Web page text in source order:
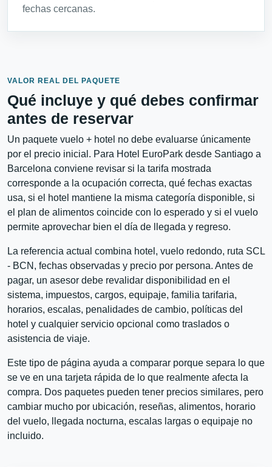
fechas cercanas.
VALOR REAL DEL PAQUETE
Qué incluye y qué debes confirmar
antes de reservar
Un paquete vuelo + hotel no debe evaluarse únicamente
por el precio inicial. Para Hotel EuroPark desde Santiago a
Barcelona conviene revisar si la tarifa mostrada
corresponde a la ocupación correcta, qué fechas exactas
usa, si el hotel mantiene la misma categoría disponible, si
el plan de alimentos coincide con lo esperado y si el vuelo
permite aprovechar bien el día de llegada y regreso.
La referencia actual combina hotel, vuelo redondo, ruta SCL
- BCN, fechas observadas y precio por persona. Antes de
pagar, un asesor debe revalidar disponibilidad en el
sistema, impuestos, cargos, equipaje, familia tarifaria,
horarios, escalas, penalidades de cambio, políticas del
hotel y cualquier servicio opcional como traslados o
asistencia de viaje.
Este tipo de página ayuda a comparar porque separa lo que
se ve en una tarjeta rápida de lo que realmente afecta la
compra. Dos paquetes pueden tener precios similares, pero
cambiar mucho por ubicación, reseñas, alimentos, horario
del vuelo, llegada nocturna, escalas largas o equipaje no
incluido.